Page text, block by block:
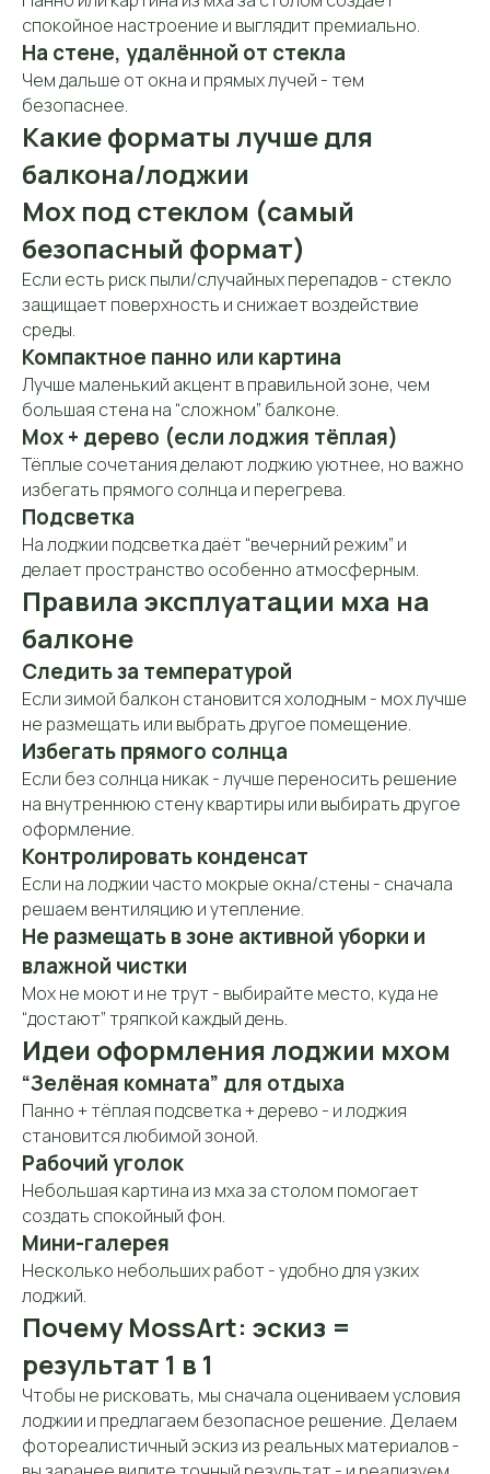
спокойное настроение и выглядит премиально.
На стене, удалённой от стекла
Чем дальше от окна и прямых лучей - тем
безопаснее.
Какие форматы лучше для
балкона/лоджии
Мох под стеклом (самый
безопасный формат)
Если есть риск пыли/случайных перепадов - стекло
защищает поверхность и снижает воздействие
среды.
Компактное панно или картина
Лучше маленький акцент в правильной зоне, чем
большая стена на “сложном” балконе.
Мох + дерево (если лоджия тёплая)
Тёплые сочетания делают лоджию уютнее, но важно
избегать прямого солнца и перегрева.
Подсветка
На лоджии подсветка даёт “вечерний режим” и
делает пространство особенно атмосферным.
Правила эксплуатации мха на
балконе
Следить за температурой
Если зимой балкон становится холодным - мох лучше
не размещать или выбрать другое помещение.
Избегать прямого солнца
Если без солнца никак - лучше переносить решение
на внутреннюю стену квартиры или выбирать другое
оформление.
Контролировать конденсат
Если на лоджии часто мокрые окна/стены - сначала
решаем вентиляцию и утепление.
Не размещать в зоне активной уборки и
влажной чистки
Мох не моют и не трут - выбирайте место, куда не
“достают” тряпкой каждый день.
Идеи оформления лоджии мхом
“Зелёная комната” для отдыха
Панно + тёплая подсветка + дерево - и лоджия
становится любимой зоной.
Рабочий уголок
Небольшая картина из мха за столом помогает
создать спокойный фон.
Мини-галерея
Несколько небольших работ - удобно для узких
лоджий.
Почему MossArt: эскиз =
результат 1 в 1
Чтобы не рисковать, мы сначала оцениваем условия
лоджии и предлагаем безопасное решение. Делаем
фотореалистичный эскиз из реальных материалов -
Контактнаяинформация
Контакты
E-mail:
Мессенджеры:
Адрес:
+7 (906) 083-26-41
mossart888@gmail.com
127422, Москва, м. «Дмитровская», ул.
Тимирязевская, д. 13 (вход со двора,
2-й этаж)
Пн-Пт: 10:00-19:00
Сб: 12:00-17:00
Шоу-рум работает по
предварительной
записи
Часы работы:
Услуги
Каталог
О компании